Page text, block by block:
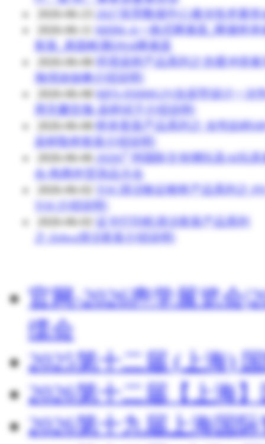
2026-06-23
2027东莞数据中心液冷技术展览
2026-06-11
MHM-A一体式唾液器_唾液样本
套装_基因检测DNA唾液器
2026-06-08
环境采样产品系列之含缓冲溶液
海绵涂抹棒介绍说明!
2026-06-08
MFS-95000GJV自采型设计一次
用无菌宫颈-采样拭子介绍说明!
2026-06-08
样本套装产品系列之:女性妇科
采样取样套装介绍说明!
2026-06-06
2026广州国际文创潮玩及AI玩
会.电商外贸选品大会
2026-06-02
TOC清洁验证棉签产品系列之
TOC介绍说明!
2026-06-02
证卡打印机清洁套装产品系列
之:Zebra清洁套装介绍说明!
官网-2026声学展览会
缆会
2025第十二届 (上海)
2026第十二届【上海
2026第十九届上海国